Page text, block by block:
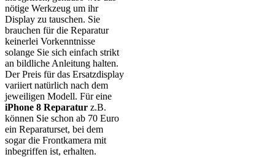
nötige Werkzeug um ihr
Display zu tauschen. Sie
brauchen für die Reparatur
keinerlei Vorkenntnisse
solange Sie sich einfach strikt
an bildliche Anleitung halten.
Der Preis für das Ersatzdisplay
variiert natürlich nach dem
jeweiligen Modell. Für eine
iPhone 8 Reparatur z.B.
können Sie schon ab 70 Euro
ein Reparaturset, bei dem
sogar die Frontkamera mit
inbegriffen ist, erhalten.